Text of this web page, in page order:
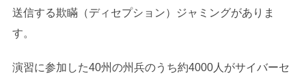
送信する欺瞞（ディセプション）ジャミングがありま
す。
演習に参加した40州の州兵のうち約4000人がサイバーセ